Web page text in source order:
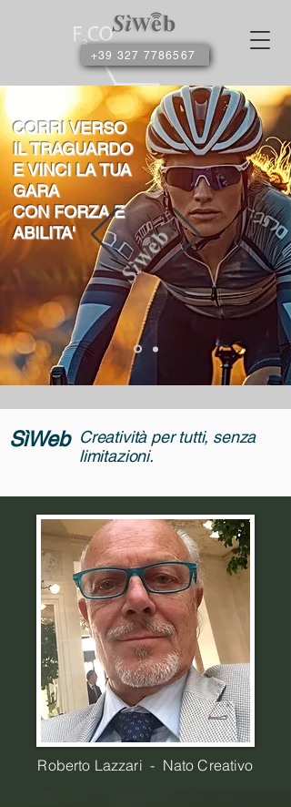
+39 327 7786567
CORRI VERSO
IL TRAGUARDO
E VINCI LA TUA
GARA
CON FORZA E
ABILITA'
SìWeb Creatività per tutti, senza
limitazioni.
Roberto Lazzari - Nato Creativo